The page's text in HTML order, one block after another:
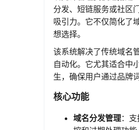
分发、短链服务或社区
吸引力。它不仅简化了
想选择。
该系统解决了传统域名
自动化。它尤其适合中
生，确保用户通过品牌
核心功能
域名分发管理：